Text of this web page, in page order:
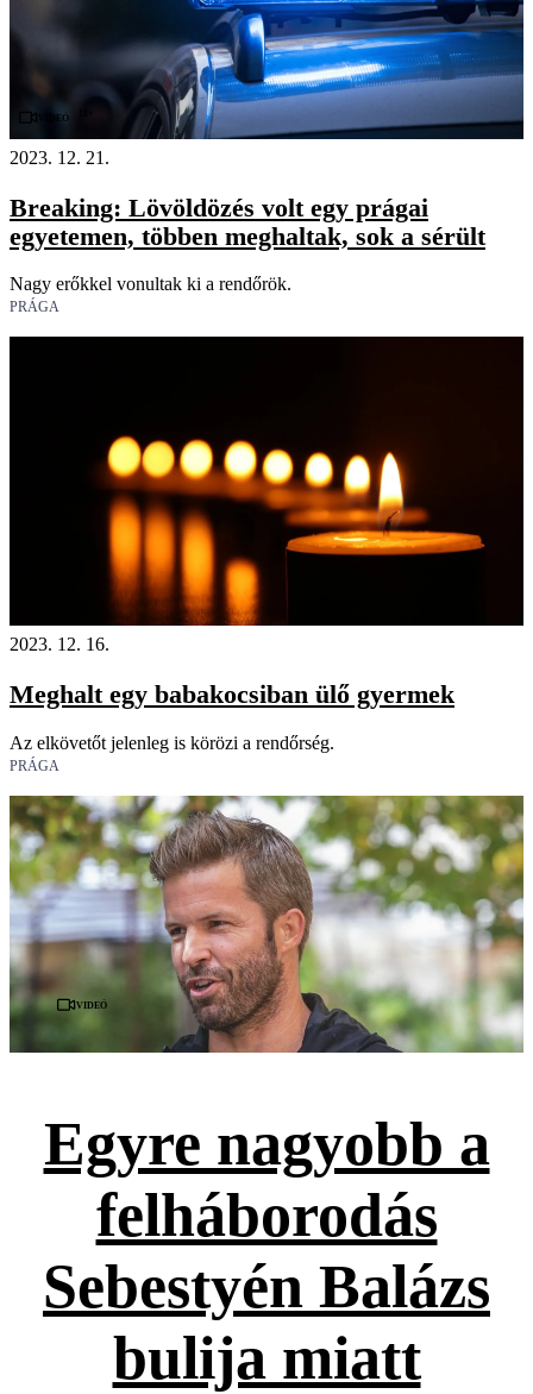
Videó
2023. 12. 21.
Breaking: Lövöldözés volt egy prágai
egyetemen, többen meghaltak, sok a sérült
Nagy erőkkel vonultak ki a rendőrök.
PRÁGA
2023. 12. 16.
Meghalt egy babakocsiban ülő gyermek
Az elkövetőt jelenleg is körözi a rendőrség.
PRÁGA
Videó
Egyre nagyobb a
felháborodás
Sebestyén Balázs
bulija miatt